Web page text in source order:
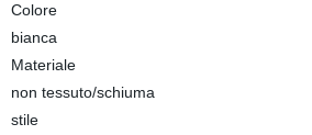
Colore
bianca
Materiale
non tessuto/schiuma
stile